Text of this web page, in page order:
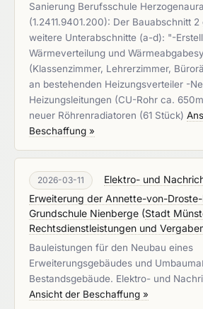
Sanierung Berufsschule
(1.2411.9401.200): Der Bauabschnitt
weitere Unterabschnitte (a-d): "-
Wärmeverteilung und
(Klassenzimmer, Lehrerzimmer,
an bestehenden Heizungsverteiler -
Heizungsleitungen (CU-Rohr ca.
neuer Röhrenradiatoren (61 Stück)
Beschaffung »
2026-03-11
Elektro- und
Erweiterung der Annette-von-
Grundschule Nienberge (Stadt
Rechtsdienstleistungen und
Bauleistungen für den Neubau eines
Erweiterungsgebäudes und
Bestandsgebäude. Elektro- und
Ansicht der Beschaffung »